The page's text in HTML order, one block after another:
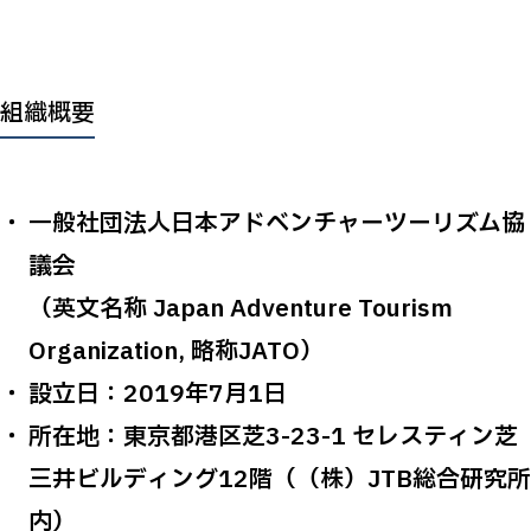
組織概要
一般社団法人日本アドベンチャーツーリズム協
議会
（英文名称 Japan Adventure Tourism
Organization, 略称JATO）
設立日：2019年7月1日
所在地：東京都港区芝3-23-1 セレスティン芝
三井ビルディング12階（（株）JTB総合研究所
内）